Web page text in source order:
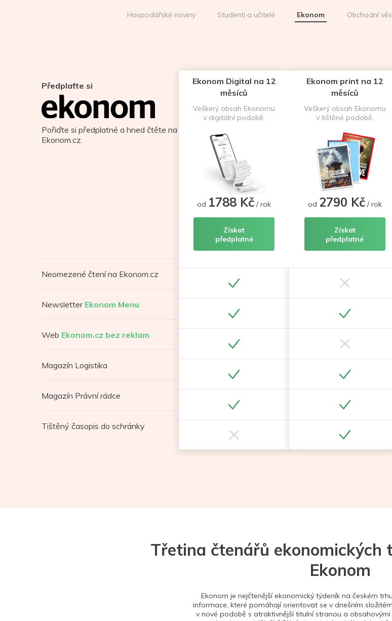
Hospodářské noviny Studenti a učitelé Ekonom Obchodní
Předplaťte si
Pořiďte si předplatné a hned čtěte na
Ekonom.cz.
Neomezené čtení na Ekonom.cz
Newsletter Ekonom Menu
Web Ekonom.cz bez reklam
Magazín Logistika
Magazín Právní rádce
Tištěný časopis do schránky
Ekonom Digital na 12
měsíců
Veškerý obsah Ekonomu
v digitální podobě.
od 1788 Kč / rok
Získat
předplatné
Ekonom print na 12
měsíců
Veškerý obsah Ekonomu
v tištěné podobě.
od 2790 Kč/ rok
Získat
předplatné
Třetina čtenářů ekonomických
Ekonom
Ekonom je nejčtenější ekonomický týdeník na českém
informace, které pomáhají orientovat se v dnešním
v nové podobě s atraktivnější titulní stranou a obsahovými